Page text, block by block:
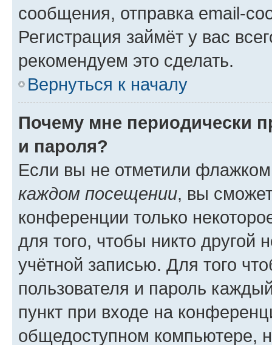
сообщения, отправка email-
Регистрация займёт у вас
рекомендуем это сделать.
Вернуться к началу
Почему мне периодически
и пароля?
Если вы не отметили
каждом посещении, вы
конференции только
для того, чтобы никто другой
учётной записью. Для того
пользователя и пароль
пункт при входе на
общедоступном компьютере,